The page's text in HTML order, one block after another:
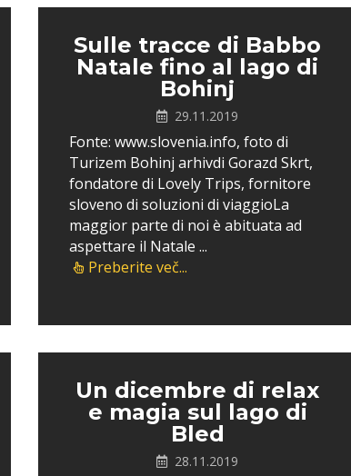
Sulle tracce di Babbo
Natale fino al lago di
Bohinj
29.11.2019
Fonte: www.slovenia.info, foto di
Turizem Bohinj arhivdi Gorazd Skrt,
fondatore di Lovely Trips, fornitore
sloveno di soluzioni di viaggioLa
maggior parte di noi è abituata ad
aspettare il Natale ...
Preberite več...
Un dicembre di relax
e magia sul lago di
Bled
28.11.2019